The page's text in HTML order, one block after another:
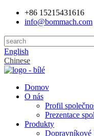
+86 15215431616
info@bommach.com
English
Chinese
Domov
O nás
Profil
Prezentace
Produkty
Dopravníkové